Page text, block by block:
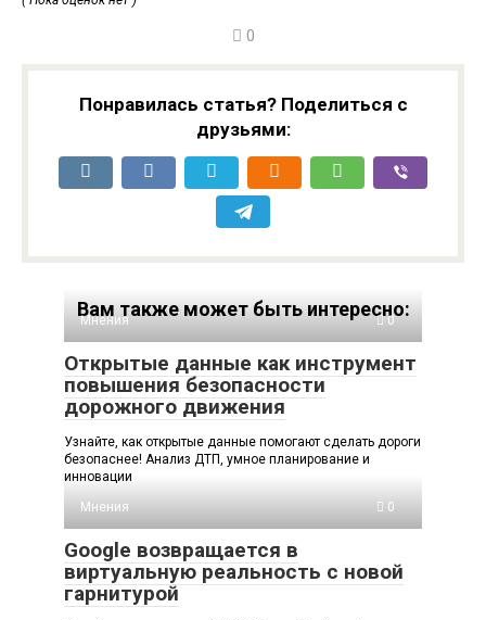
0
Понравилась статья? Поделиться с
друзьями:
Вам также может быть интересно:
Мнения 0
Открытые данные как инструмент
повышения безопасности
дорожного движения
Узнайте, как открытые данные помогают сделать дороги
безопаснее! Анализ ДТП, умное планирование и
инновации
Мнения
0
Google возвращается в
виртуальную реальность с новой
гарнитурой